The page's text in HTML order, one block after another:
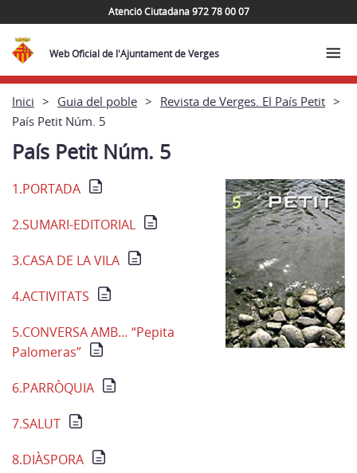
Atenció Ciutadana 972 78 00 07
Web Oficial de l'Ajuntament de Verges
Inici Guia del poble
Revista de Verges. El País Petit
País Petit Núm. 5
País Petit Núm. 5
1.PORTADA
2.SUMARI-EDITORIAL
3.CASA DE LA VILA
4.ACTIVITATS
5.CONVERSA AMB… “Pepita
Palomeras”
6.PARRÒQUIA
7.SALUT
8.DIÀSPORA